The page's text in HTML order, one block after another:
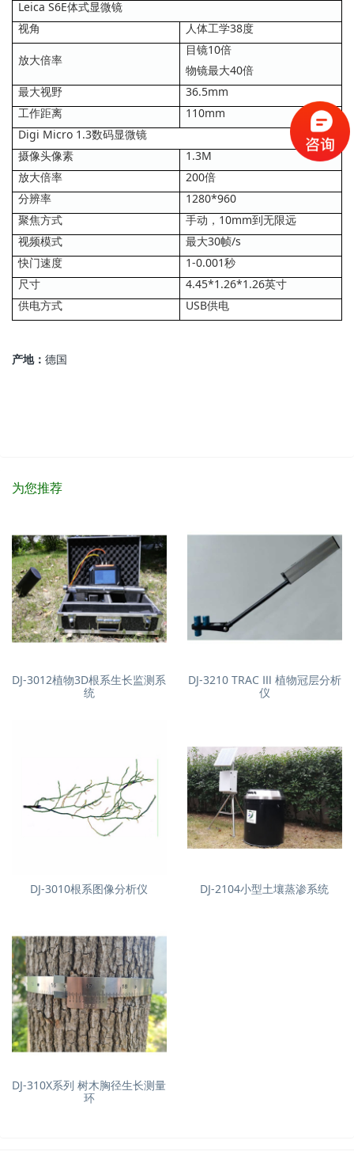
Leica S6E体式显微镜
视角
人体工学38度
放大倍率
目镜10倍
物镜最大40倍
最大视野
36.5mm
工作距离
110mm
Digi Micro 1.3数码显微镜
摄像头像素
1.3M
放大倍率
200倍
分辨率
1280*960
聚焦方式
手动，10mm到无限远
视频模式
最大30帧/s
快门速度
1-0.001秒
尺寸
4.45*1.26*1.26英寸
供电方式
USB供电
产地： 德国
为您推荐
DJ-3012植物3D根系生长监测系
统
DJ-3210 TRAC Ⅲ 植物冠层分析
仪
DJ-2104小型土壤蒸渗系统
DJ-3010根系图像分析仪
DJ-310X系列 树木胸径生长测量
环